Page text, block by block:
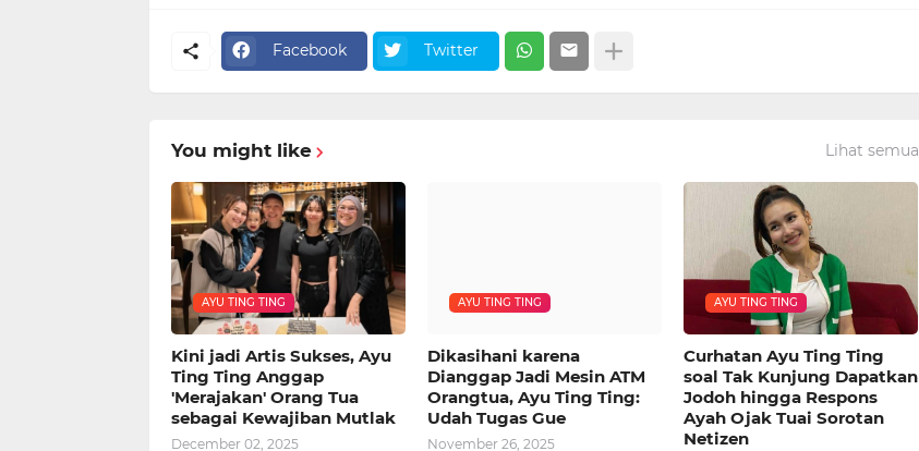
Facebook Twitter
You might like Lihat semua
AYU TING TING
Kini jadi Artis Sukses, Ayu
Ting Ting Anggap
'Merajakan' Orang Tua
sebagai Kewajiban Mutlak
December 02, 2025
AYU TING TING
Dikasihani karena
Dianggap Jadi Mesin ATM
Orangtua, Ayu Ting Ting:
Udah Tugas Gue
November 26, 2025
AYU TING TING
Curhatan Ayu Ting Ting
soal Tak Kunjung Dapatkan
Jodoh hingga Respons
Ayah Ojak Tuai Sorotan
Netizen